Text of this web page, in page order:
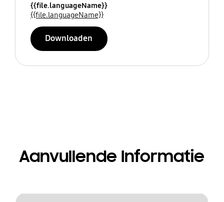
{{file.languageName}}
{{file.languageName}}
Downloaden
Aanvullende Informatie